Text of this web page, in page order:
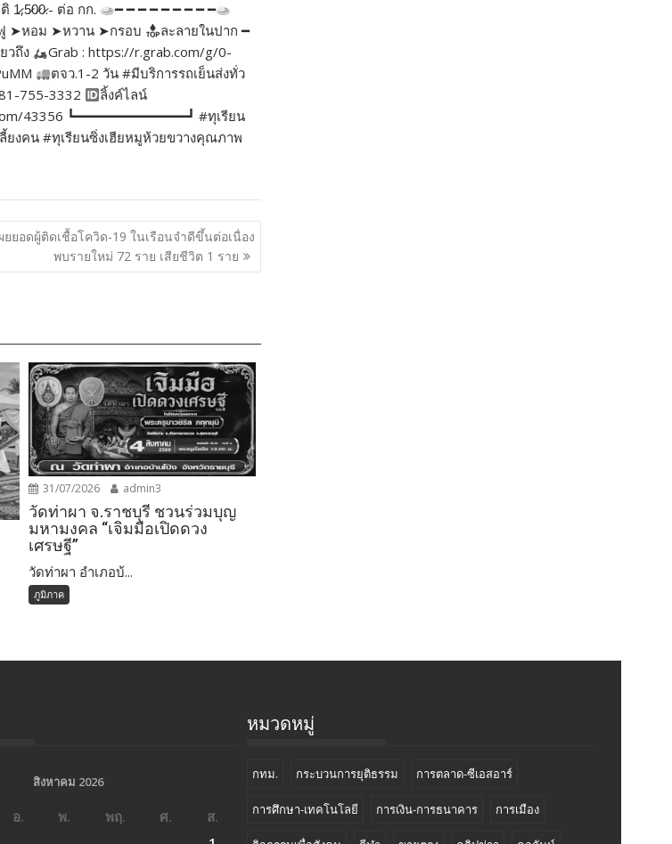
1̷,5̷0̷0̷.- ต่อ กก.
━ ━ ━ ━ ━ ━ ━ ━ ━
➤หอม ➤หวาน ➤กรอบ
ละลายในปาก ━
วถึง
Grab : https://r.grab.com/g/0-
ตจว.1-2 วัน #มีบริการรถเย็นส่งทั่ว
755-3332
ลิ้งค์ไลน์
43356 ┗━━━━━━━━━━━━━━┛ #ทุเรียน
ยงคน #ทุเรียนซิ่งเฮียหมูห้วยขวางคุณภาพ
ยอดผู้ติดเชื้อโควิด-19 ในเรือนจำดีขึ้นต่อเนื่อง
พบรายใหม่ 72 ราย เสียชีวิต 1 ราย
31/07/2026 admin3
วัดท่าผา จ.ราชบุรี ชวนร่วมบุญ
มหามงคล “เจิมมือเปิดดวง
เศรษฐี”
วัดท่าผา อำเภอบ้...
ภูมิภาค
สิงหาคม 2026
อ. พ. พฤ. ศ.
ส.
หมวดหมู่
กทม. กระบวนการยุติธรรม การตลาด-ซีเอสอาร์
การศึกษา-เทคโนโลยี การเงิน-การธนาคาร การเมือง